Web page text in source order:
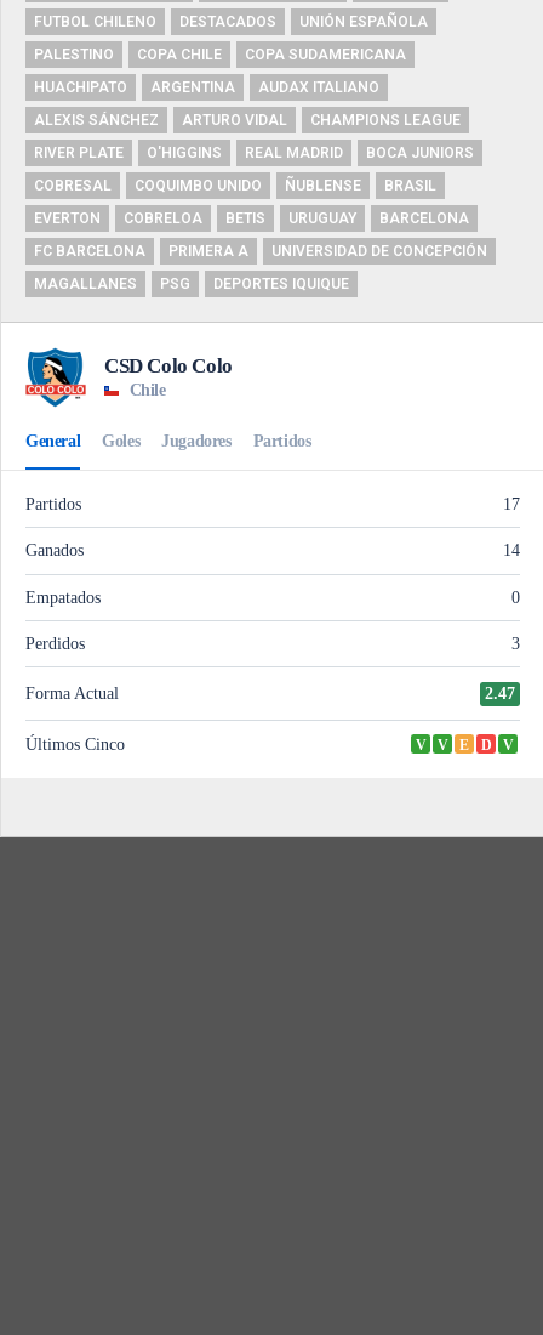
FUTBOL CHILENO
DESTACADOS
UNIÓN ESPAÑOLA
PALESTINO
COPA CHILE
COPA SUDAMERICANA
HUACHIPATO
ARGENTINA
AUDAX ITALIANO
ALEXIS SÁNCHEZ
ARTURO VIDAL
CHAMPIONS LEAGUE
RIVER PLATE
O'HIGGINS REAL MADRID
BOCA JUNIORS
COBRESAL
COQUIMBO UNIDO ÑUBLENSE
BRASIL
EVERTON
COBRELOA BETIS URUGUAY
BARCELONA
FC BARCELONA
PRIMERA A
UNIVERSIDAD DE CONCEPCIÓN
MAGALLANES
PSG DEPORTES IQUIQUE